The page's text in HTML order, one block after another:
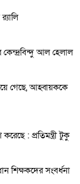
আল হেলাল
গেছে, আহ্বায়ককে
: প্রতিমন্ত্রী টুকু
শিক্ষকদের সংবর্ধনা